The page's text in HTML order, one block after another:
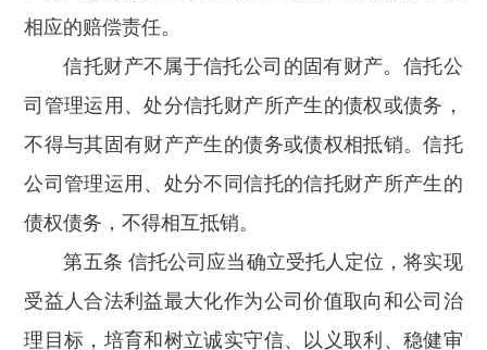
相应的赔偿责任。
信托财产不属于信托公司的固有财产。信托公
司管理运用、处分信托财产所产生的债权或债务，
不得与其固有财产产生的债务或债权相抵销。信托
公司管理运用、处分不同信托的信托财产所产生的
债权债务，不得相互抵销。
第五条 信托公司应当确立受托人定位，将实现
受益人合法利益最大化作为公司价值取向和公司治
理目标，培育和树立诚实守信、以义取利、稳健审